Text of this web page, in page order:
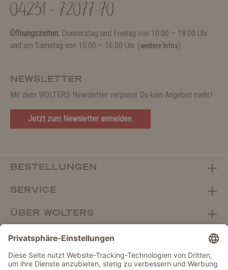
04231 - 72077-70
Öffnungszeiten: Donnerstag und Freitag von 10:00 – 18:00 Uhr
und am Samstag von 10:00 – 16:00 Uhr (weitere Infos)
NEWSLETTER
Mit dem WOLTERS Newsletter verpasst Du kein Angebot mehr!
Jetzt zum Newsletter anmelden.
BESTELLUNGEN
SERVICE
ÜBER WOLTERS
FACHHANDEL
Vertrag widerrufen